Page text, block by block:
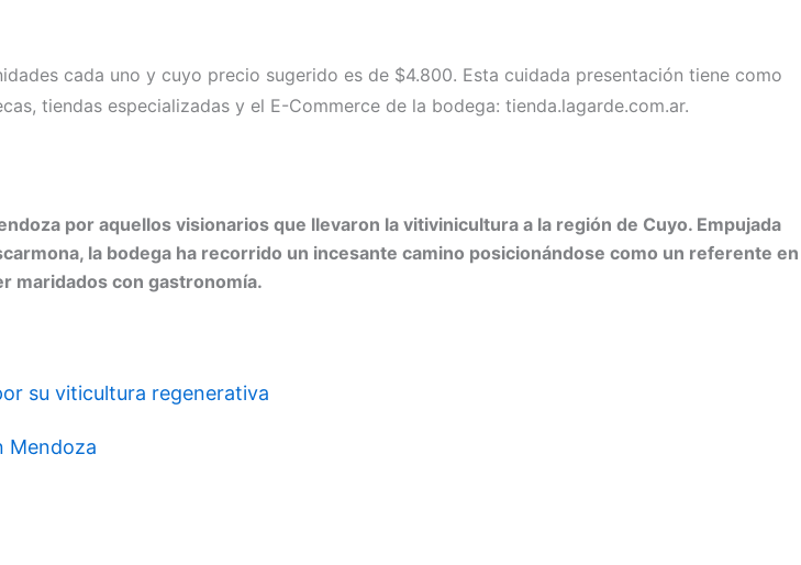
cada uno y cuyo precio sugerido es de $4.800. Esta cuidada presentación tiene como
tiendas especializadas y el E-Commerce de la bodega: tienda.lagarde.com.ar.
por aquellos visionarios que llevaron la vitivinicultura a la región de Cuyo. Empujada
la bodega ha recorrido un incesante camino posicionándose como un referente en
maridados con gastronomía.
su viticultura regenerativa
Mendoza